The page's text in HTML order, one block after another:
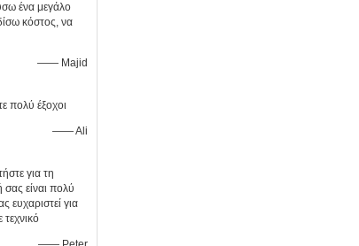
ένα μεγάλο
κόστος, να
—— Majid
πολύ έξοχοι
—— Ali
για τη
είναι πολύ
ευχαριστεί για